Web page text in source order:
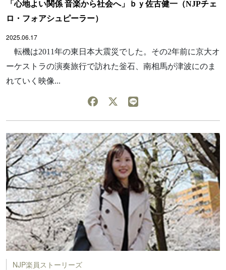
「心地よい関係 音楽から社会へ」ｂｙ佐古健一（NJPチェ
ロ・フォアシュピーラー）
2025.06.17
転機は2011年の東日本大震災でした。その2年前に京大オ
ーケストラの演奏旅行で訪れた釡石、南相馬が津波にのま
れていく映像...
NJP楽員ストーリーズ